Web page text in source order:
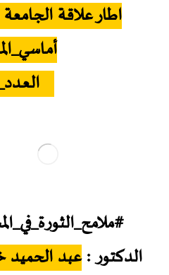
اطار علاقة
الدكتور :عبد الحميد